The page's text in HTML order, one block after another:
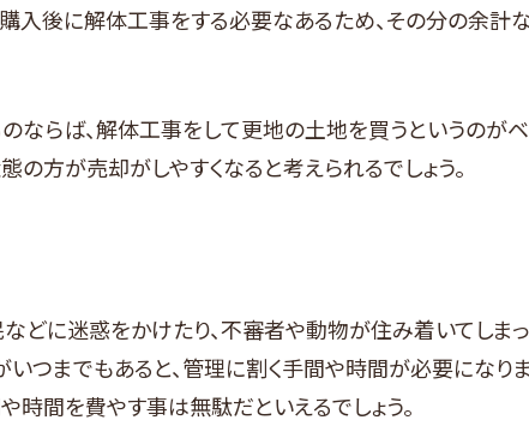
入後に解体工事をする必要なあるため、その分の余計
らば、解体工事をして更地の土地を買うというのがベ
方が売却がしやすくなると考えられるでしょう。
どに迷惑をかけたり、不審者や動物が住み着いてしま
つまでもあると、管理に割く手間や時間が必要になり
時間を費やす事は無駄だといえるでしょう。